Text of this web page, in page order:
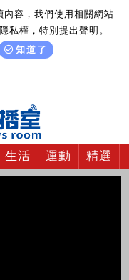
內容，我們使用相關網站
私權，特別提出聲明。
知道了
生活 運動 精選